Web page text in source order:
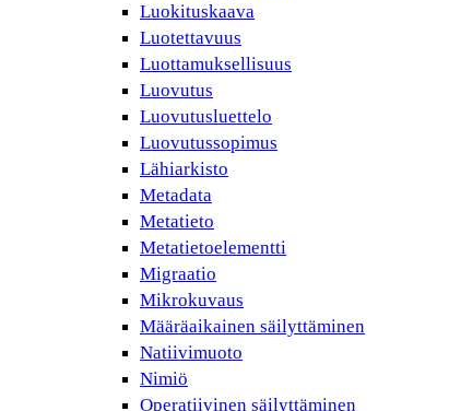
Luokituskaava
Luotettavuus
Luottamuksellisuus
Luovutus
Luovutusluettelo
Luovutussopimus
Lähiarkisto
Metadata
Metatieto
Metatietoelementti
Migraatio
Mikrokuvaus
Määräaikainen säilyttäminen
Natiivimuoto
Nimiö
Operatiivinen säilyttäminen